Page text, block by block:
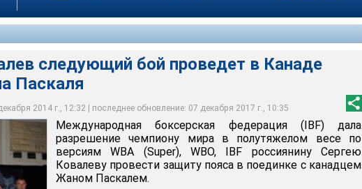
следующий бой проведет в Канаде
Паскаля
2014 г., 12:32 | последнее обновление: 07 декабря 2017 г., 10:35
Международная боксерская федерация (IBF) дала
разрешение чемпиону мира в полутяжелом весе по
версиям WBA (Super), WBO, IBF россиянину Сергею
Ковалеву провести защиту пояса в поединке с канадцем
Жаном Паскалем.